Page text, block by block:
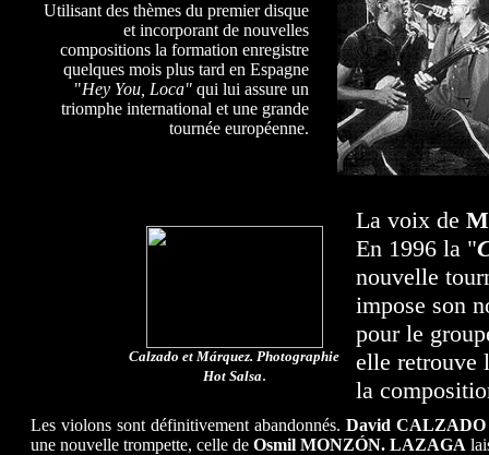
Utilisant des thèmes du premier disque
et incorporant de nouvelles
compositions la formation enregistre
quelques mois plus tard en Espagne
"Hey You, Loca"qui lui assure un
triomphe international et une grande
tournée européenne.
Calzado et Márquez. Photographie
Hot Salsa.
La voix de
En 1996 la "
nouvelle
impose son
pour le
elle retrouve
la
Les violons sont définitivement abandonnés. David CALZADO
une nouvelle trompette, celle de Osmil MONZÓN. LAZAGA